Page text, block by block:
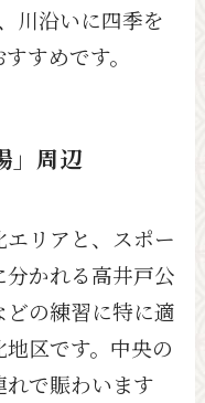
川沿いに四季を
すめです。
」周辺
リアと、スポー
かれる高井戸公
の練習に特に適
区です。中央の
で賑わいます